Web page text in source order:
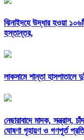
ঝিনাইদহে উদ্ধার হওয়া
হস্তান্তর,
লাকসামে শান্তা হাসপাতালে
নেছারাবাদে মাদক, সন্ত্রাস,
ঘোষণা গৃহায়ণ ও গণপূর্ত